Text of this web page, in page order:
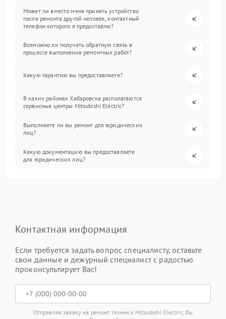
Может ли вместо меня принять устройство
после ремонта другой человек, контактный
телефон которого я предоставлю?
Возможно ли получать обратную связь в
процессе выполнения ремонтных работ?
Какую гарантию вы предоставляете?
В каких районах Хабаровска располагаются
сервисные центры Mitsubishi Electric?
Выполняете ли вы ремонт для юридических
лиц?
Какую документацию вы предоставляете
для юридических лиц?
Контактная информация
Если требуется задать вопрос специалисту, оставьте
свои данные и дежурный специалист с радостью
проконсультирует Вас!
Отправляя заявку на ремонт техники Mitsubishi Electric, Вы